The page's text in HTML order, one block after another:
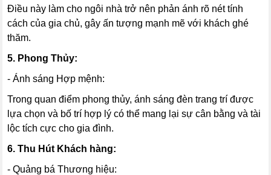
Điều này làm cho ngôi nhà trở nên phản ánh rõ nét tính
cách của gia chủ, gây ấn tượng mạnh mẽ với khách ghé
thăm.
5. Phong Thủy:
- Ánh sáng Hợp mệnh:
Trong quan điểm phong thủy, ánh sáng đèn trang trí được
lựa chọn và bố trí hợp lý có thể mang lại sự cân bằng và tài
lộc tích cực cho gia đình.
6. Thu Hút Khách hàng:
- Quảng bá Thương hiệu: